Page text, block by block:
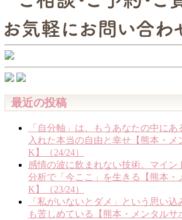
最近の投稿
「自分軸」は、もうあなたの中にあ
入れた本当の自由と幸せ【熊本・メ
K】（24/24）
感情の波に飲まれない技術。マイン
分析で「今ここ」を生きる【熊本・
K】（23/24）
「私がいないとダメ」という思い
も苦しめている【熊本・メンタルサ